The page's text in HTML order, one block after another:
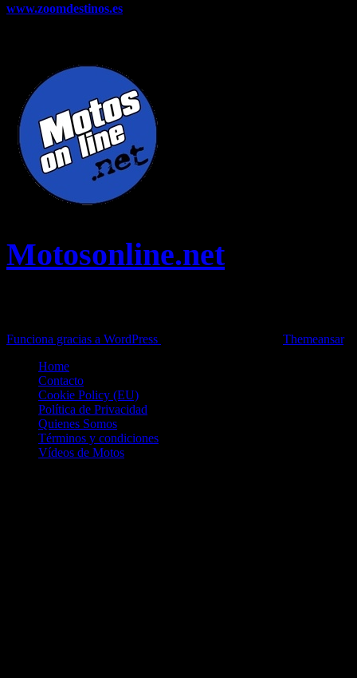
www.zoomdestinos.es
Motosonline.net
Funciona gracias a WordPress
Themeansar.
Home
Contacto
Cookie Policy (EU)
Política de Privacidad
Quienes Somos
Términos y condiciones
Vídeos de Motos